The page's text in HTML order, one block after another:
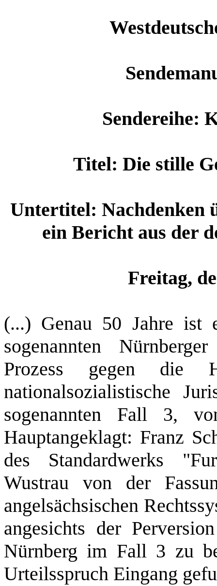
Sendereihe:
Titel: Die stille
Untertitel: Nachdenken
ein Bericht aus der
Freitag,
(...) Genau 50 Jahre ist
sogenannten
Prozess gegen die
nationalsozialistische
sogenannten Fall 3,
Hauptangeklagt: Franz
des Standardwerks
Wustrau von der
angelsächsischen
angesichts der
Nürnberg im Fall 3 zu
Urteilsspruch Eingang